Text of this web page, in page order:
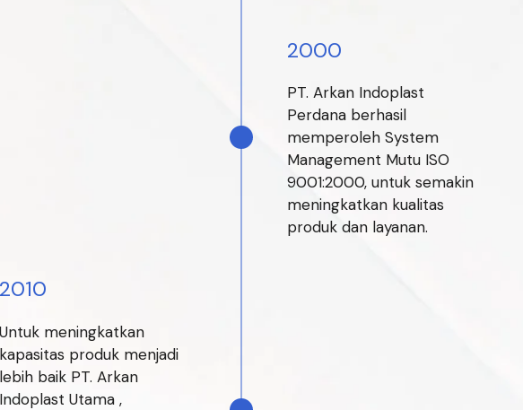
2000
PT. Arkan Indoplast
Perdana berhasil
memperoleh System
Management Mutu ISO
9001:2000, untuk semakin
meningkatkan kualitas
produk dan layanan.
2010
Untuk meningkatkan
kapasitas produk menjadi
lebih baik PT. Arkan
Indoplast Utama ,